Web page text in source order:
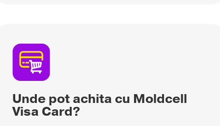
Unde pot achita cu Moldcell
Visa Card?